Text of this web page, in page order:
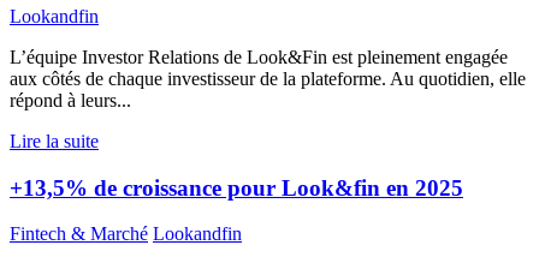
Lookandfin
L’équipe Investor Relations de Look&Fin est pleinement engagée
aux côtés de chaque investisseur de la plateforme. Au quotidien, elle
répond à leurs...
Lire la suite
+13,5% de croissance pour Look&fin en 2025
Fintech & Marché Lookandfin